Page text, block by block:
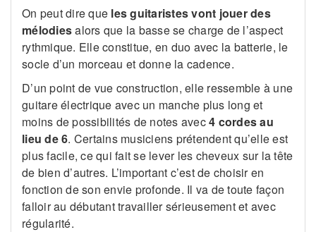
On peut dire que les guitaristes vont jouer des
mélodiesalors que la basse se charge de l’aspect
rythmique. Elle constitue, en duo avec la batterie, le
socle d’un morceau et donne la cadence.
D’un point de vue construction, elle ressemble à une
guitare électrique avec un manche plus long et
moins de possibilités de notes avec4 cordes au
lieu de 6. Certains musiciens prétendent qu’elle est
plus facile, ce qui fait se lever les cheveux sur la tête
de bien d’autres. L’important c’est de choisir en
fonction de son envie profonde. Il va de toute façon
falloir au débutant travailler sérieusement et avec
régularité.